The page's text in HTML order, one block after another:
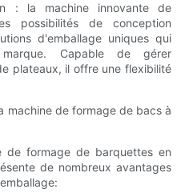
: la machine innovante de
possibilités de conception
d'emballage uniques qui
Capable de gérer
plateaux, il offre une flexibilité
machine de formage de bacs à
de formage de barquettes en
de nombreux avantages